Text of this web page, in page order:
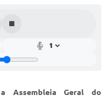
Assembleia Geral do